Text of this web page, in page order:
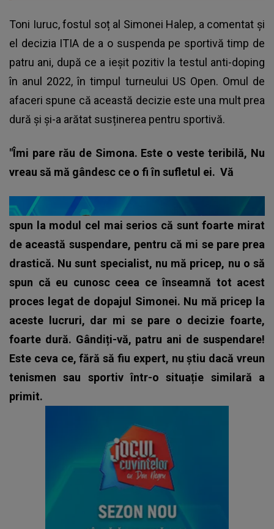
Toni Iuruc, fostul soț al Simonei Halep, a comentat și
el decizia ITIA de a o suspenda pe sportivă timp de
patru ani, după ce a ieșit pozitiv la testul anti-doping
în anul 2022, în timpul turneului US Open. Omul de
afaceri spune că această decizie este una mult prea
dură și și-a arătat susținerea pentru sportivă.
"Îmi pare rău de Simona. Este o veste teribilă, Nu
vreau să mă gândesc ce o fi în sufletul ei. Vă
spun la modul cel mai serios că sunt foarte mirat
de această suspendare, pentru că mi se pare prea
drastică. Nu sunt specialist, nu mă pricep, nu o să
spun că eu cunosc ceea ce înseamnă tot acest
proces legat de dopajul Simonei. Nu mă pricep la
aceste lucruri, dar mi se pare o decizie foarte,
foarte dură. Gândiți-vă, patru ani de suspendare!
Este ceva ce, fără să fiu expert, nu știu dacă vreun
tenismen sau sportiv într-o situație similară a
primit.